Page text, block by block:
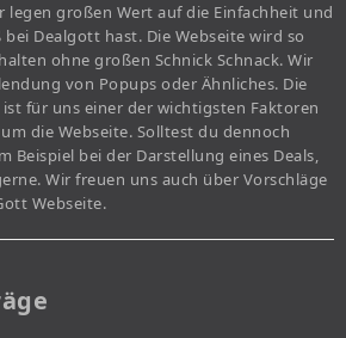
legen großen Wert auf die Einfachheit und
Dealgott hast. Die Webseite wird so
ohne großen Schnick Schnack. Wir
von Popups oder Ähnliches. Die
für uns einer der wichtigsten Faktoren
die Webseite. Solltest du dennoch
Beispiel bei der Darstellung eines Deals,
Wir freuen uns auch über Vorschläge
Webseite.